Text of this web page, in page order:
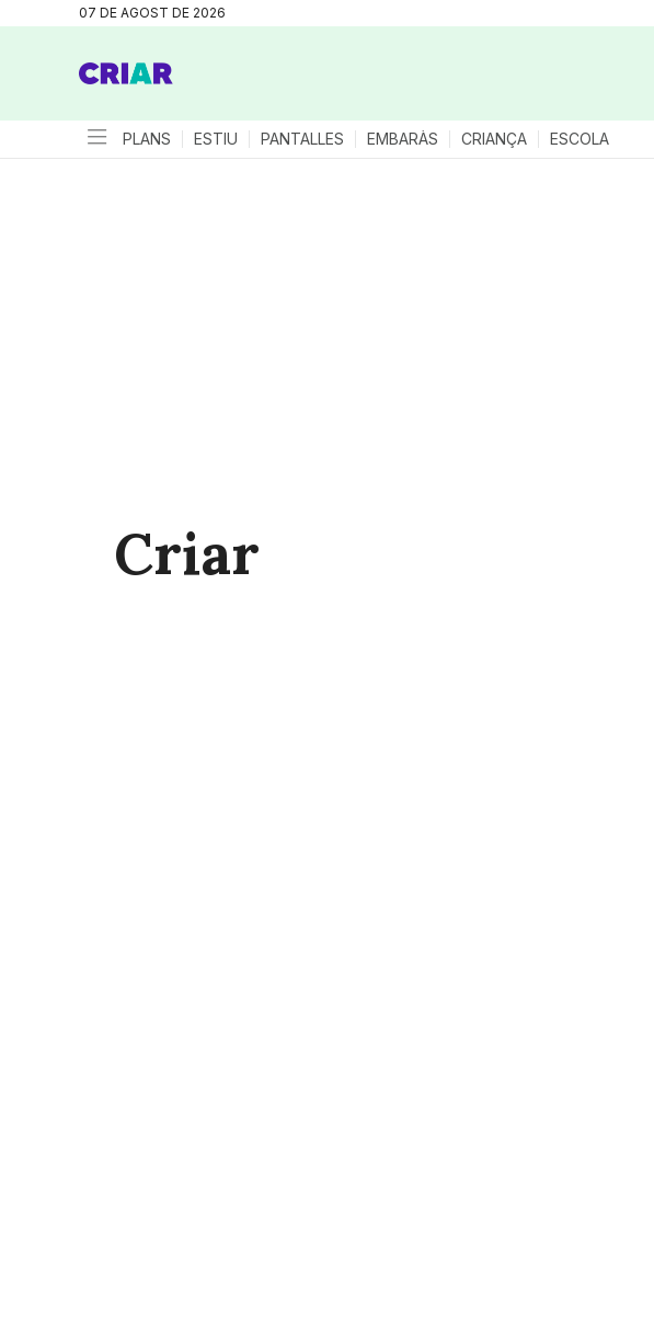
07 DE AGOST DE 2026
PLANS ESTIU PANTALLES EMBARÀS CRIANÇA ESCOLA
Criar